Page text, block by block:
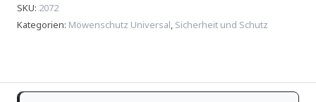
SKU: 2072
Kategorien: Möwenschutz Universal Sicherheit und Schutz